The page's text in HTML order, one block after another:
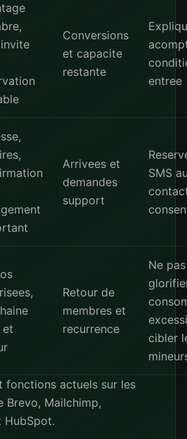
Conversions
et capacite
restante
entree
Arrivees et
demandes
support
SMS
et
Retour de
membres et
recurrence
Ne pas
cibler
fonctions actuels sur les
Brevo, Mailchimp,
HubSpot.